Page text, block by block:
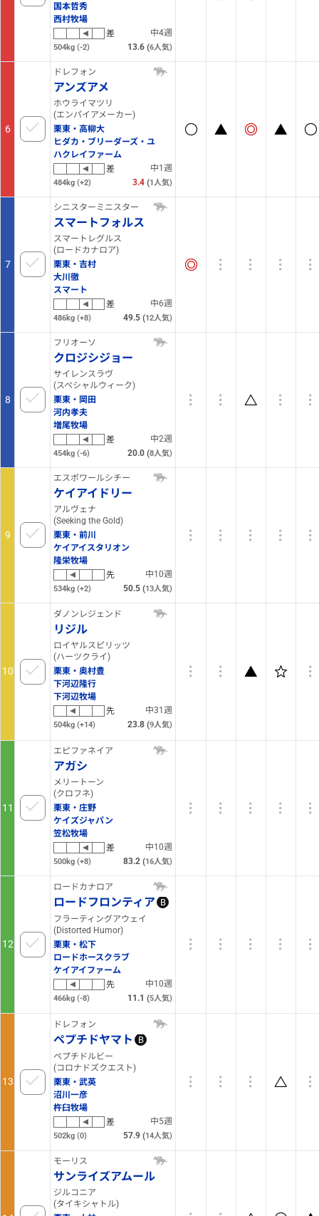
国本哲秀
西村牧場
差
中4週
504kg (-2) 13.6 (6人気)
6
ドレフォン
アンズアメ
ホウライマツリ
(エンパイアメーカー)
栗東・高柳大
ヒダカ・ブリーダーズ・ユ
ハクレイファーム
差
中1週
484kg (+2) 3.4 (1 人気)
7
シニスターミニスター
スマートフォルス
スマートレグルス
(ロードカナロア)
栗東・吉村
大川徹
スマート
差
中6週
486kg (+8) 49.5 (12人気)
8
フリオーソ
クロジシジョー
サイレンスラヴ
(スペシャルウィーク)
栗東・岡田
河内孝夫
増尾牧場
差
中2週
454kg (-6) 20.0 (8人気)
9
エスポワールシチー
ケイアイドリー
アルヴェナ
(Seeking the Gold)
栗東・前川
ケイアイスタリオン
隆栄牧場
先
中10週
534kg (+2) 50.5 (13人気)
10
ダノンレジェンド
リジル
ロイヤルスピリッツ
(ハーツクライ)
栗東・奥村豊
下河辺隆行
下河辺牧場
先
中31週
504kg (+14) 23.8 (9人気)
11
エピファネイア
アガシ
メリートーン
(クロフネ)
栗東・庄野
ケイズジャパン
笠松牧場
差
中10週
500kg (+8) 83.2 (16人気)
12
ロードカナロア
ロードフロンティア B
フラーティングアウェイ
(Distorted Humor)
栗東・松下
ロードホースクラブ
ケイアイファーム
先
中10週
466kg (-8) 11.1 (5人気)
13
ドレフォン
ペプチドヤマト B
ペプチドルビー
(コロナドズクエスト)
栗東・武英
沼川一彦
杵臼牧場
差
中5週
502kg (0) 57.9 (14人気)
モーリス
サンライズアムール
ジルコニア
(タイキシャトル)